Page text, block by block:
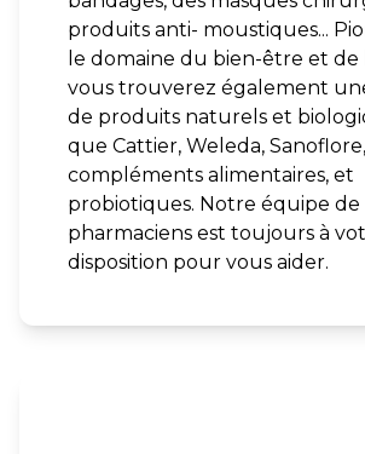
produits anti- moustiques...
le domaine du bien-être et de
vous trouverez également
de produits naturels et
que Cattier, Weleda, Sanoflore,
compléments alimentaires, et
probiotiques. Notre équipe de
pharmaciens est toujours à
disposition pour vous aider.